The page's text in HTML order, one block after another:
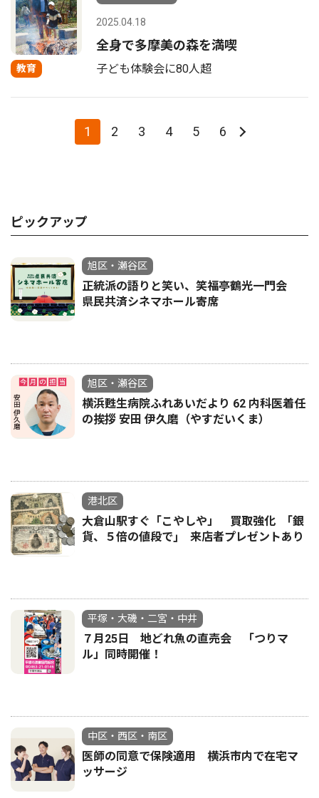
教育
2025.04.18
全身で多摩美の森を満喫
子ども体験会に80人超
1 2 3 4 5 6
ピックアップ
旭区・瀬谷区
正統派の語りと笑い、笑福亭鶴光一門会
県民共済シネマホール寄席
旭区・瀬谷区
横浜甦生病院ふれあいだより 62 内科医着任
の挨拶 安田 伊久磨（やすだいくま）
港北区
大倉山駅すぐ「こやしや」 買取強化 ｢銀
貨、５倍の値段で｣ 来店者プレゼントあり
平塚・大磯・二宮・中井
７月25日 地どれ魚の直売会 「つりマ
ル」同時開催！
中区・西区・南区
医師の同意で保険適用 横浜市内で在宅マ
ッサージ